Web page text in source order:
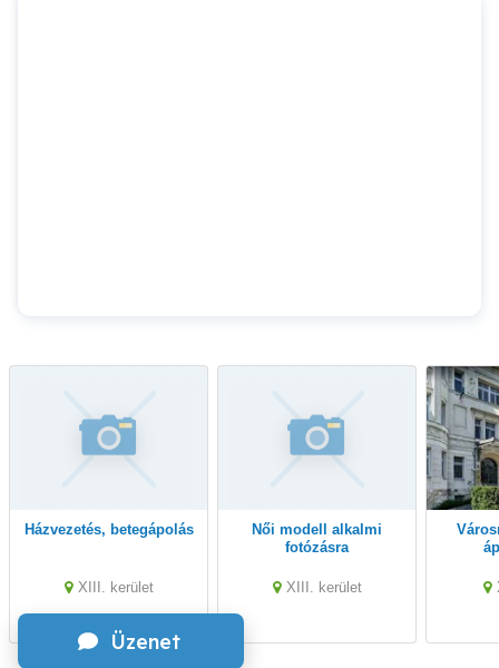
Üzenet
Házvezetés, betegápolás
XIII. kerület
Női modell alkalmi
fotózásra
XIII. kerület
Városmajori Klinika